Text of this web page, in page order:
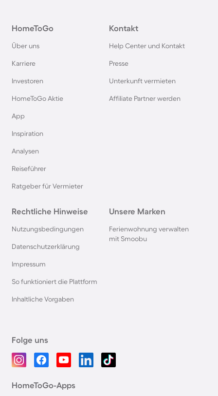
HomeToGo
Über uns
Karriere
Investoren
HomeToGo Aktie
App
Inspiration
Analysen
Reiseführer
Ratgeber für Vermieter
Kontakt
Help Center und Kontakt
Presse
Unterkunft vermieten
Affiliate Partner werden
Rechtliche Hinweise
Nutzungsbedingungen
Datenschutzerklärung
Impressum
So funktioniert die Plattform
Inhaltliche Vorgaben
Unsere Marken
Ferienwohnung verwalten
mit Smoobu
Folge uns
HomeToGo-Apps